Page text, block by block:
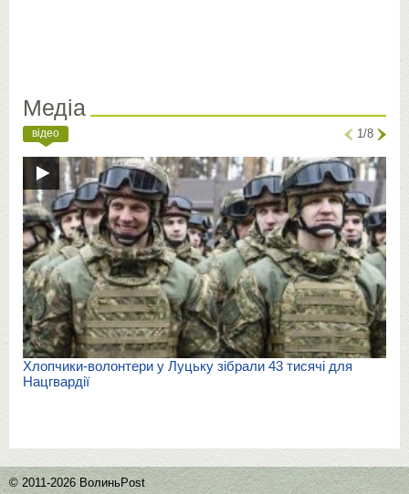
Медіа
відео 1/8
Хлопчики-волонтери у Луцьку зібрали 43 тисячі для
Нацгвардії
© 2011-2026 ВолиньPost